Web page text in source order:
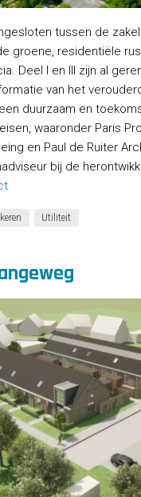
tussen de
groene, residentiële
Deel I en III zijn al
van het
duurzaam en
waaronder Paris
en Paul de Ruiter
bij de
Utiliteit